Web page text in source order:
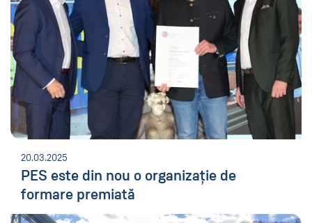
20.03.2025
PES este din nou o organizație de
formare premiată